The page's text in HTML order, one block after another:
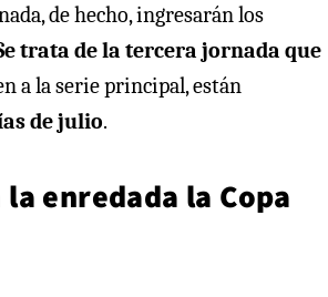
de hecho, ingresarán los
trata de la tercera jornada que
a la serie principal, están
de julio.
enredada la Copa